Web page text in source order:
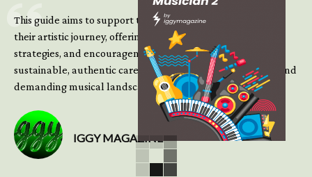
This guide aims to support those climbing the next steps of
their artistic journey, offering practical insight, updated
strategies, and encouragement to continue building
sustainable, authentic careers in an increasingly complex and
demanding musical landscape.
IGGY MAGAZINE